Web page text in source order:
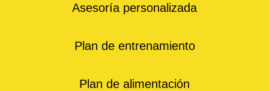
Asesoría personalizada
Plan de entrenamiento
Plan de alimentación